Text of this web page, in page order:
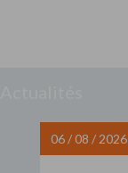
06 / 08 / 2026